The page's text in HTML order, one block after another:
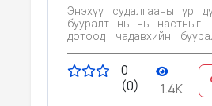
Энэхүү судалгааны үр
бууралт нь нь настныг
дотоод чадавхийн
хөдлөх, үйл ажиллагаа
хязгаарлаж, амьдралын
байдалаа хадгалах,
0
(0)
1.4K